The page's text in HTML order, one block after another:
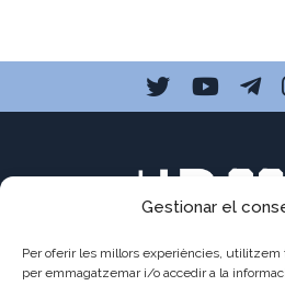
Gestionar el
Per oferir les millors experiències, utilitzem
per emmagatzemar i/o accedir a la